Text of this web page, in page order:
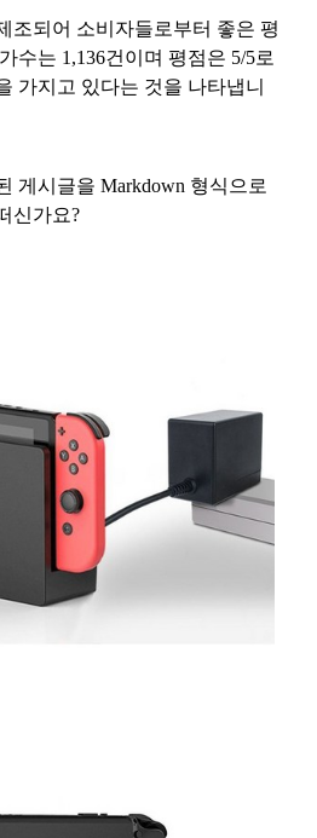
조되어 소비자들로부터 좋은 평
수는 1,136건이며 평점은 5/5로
가지고 있다는 것을 나타냅니
게시글을 Markdown 형식으로
신가요?